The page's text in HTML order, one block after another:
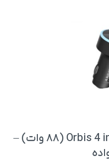
شارژر فندکی لولو مدل Orbis 4 in 1 (۸۸ وات) –